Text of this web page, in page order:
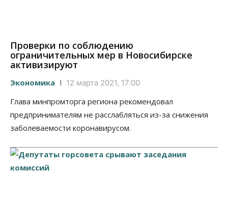
Проверки по соблюдению
ограничительных мер в Новосибирске
активизируют
Экономика 12 марта 2021, 17:00
Глава минпромторга региона рекомендовал
предпринимателям не расслабляться из-за снижения
заболеваемости коронавирусом.